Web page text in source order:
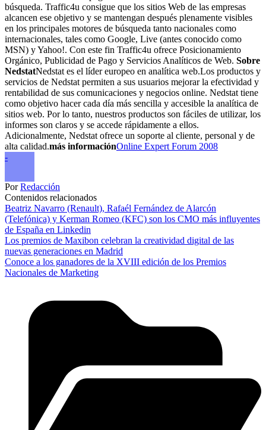
búsqueda. Traffic4u consigue que los sitios Web de las empresas
alcancen ese objetivo y se mantengan después plenamente visibles
en los principales motores de búsqueda tanto nacionales como
internacionales, tales como Google, Live (antes conocido como
MSN) y Yahoo!. Con este fin Traffic4u ofrece Posicionamiento
Orgánico, Publicidad de Pago y Servicios Analíticos de Web. Sobre
NedstatNedstat es el líder europeo en analítica web.Los productos y
servicios de Nedstat permiten a sus usuarios mejorar la efectividad y
rentabilidad de sus comunicaciones y negocios online. Nedstat tiene
como objetivo hacer cada día más sencilla y accesible la analítica de
sitios web. Por lo tanto, nuestros productos son fáciles de utilizar, los
informes son claros y se accede rápidamente a ellos.
Adicionalmente, Nedstat ofrece un soporte al cliente, personal y de
alta calidad.más informaciónOnline Expert Forum 2008
-
PorRedacción
Contenidos relacionados
Beatriz Navarro (Renault), Rafaél Fernández de Alarcón
(Telefónica) y Kerman Romeo (KFC) son los CMO más influyentes
de España en Linkedin
Los premios de Maxibon celebran la creatividad digital de las
nuevas generaciones en Madrid
Conoce a los ganadores de la XVIII edición de los Premios
Nacionales de Marketing